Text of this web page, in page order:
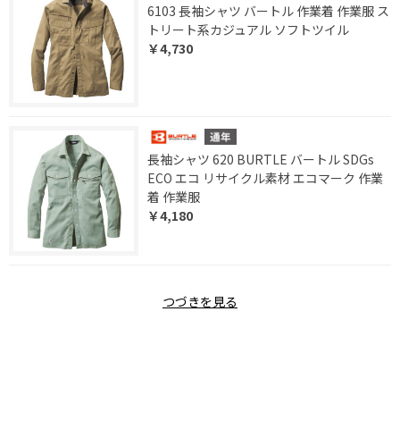
6103 長袖シャツ バートル 作業着 作業服 ス
トリート系カジュアル ソフトツイル
￥4,730
長袖シャツ 620 BURTLE バートル SDGs
ECO エコ リサイクル素材 エコマーク 作業
着 作業服
￥4,180
つづきを見る